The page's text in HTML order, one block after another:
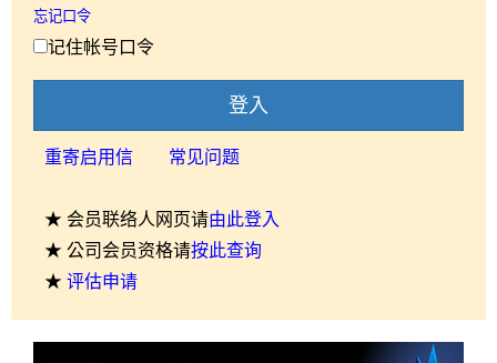
忘记口令
记住帐号口令
登入
重寄启用信 常见问题
★ 会员联络人网页请由此登入
★ 公司会员资格请按此查询
★ 评估申请